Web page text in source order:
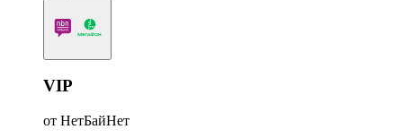
VIP
от НетБайНет